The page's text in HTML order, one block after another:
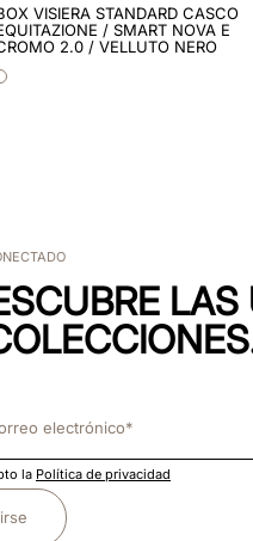
VISIERA STANDARD CASCO
/ SMART NOVA E
2.0 / VELLUTO NERO
la Política de privacidad